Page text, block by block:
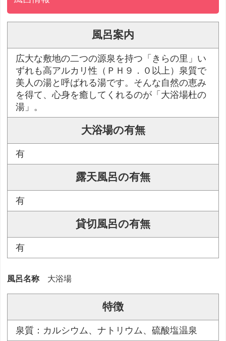
風呂案内
広大な敷地の二つの源泉を持つ「きらの里」い
ずれも高アルカリ性（ＰＨ９．０以上）泉質で
美人の湯と呼ばれる湯です。そんな自然の恵み
を得て、心身を癒してくれるのが「大浴場杜の
湯」。
大浴場の有無
有
露天風呂の有無
有
貸切風呂の有無
有
風呂名称 大浴場
特徴
泉質：カルシウム、ナトリウム、硫酸塩温泉